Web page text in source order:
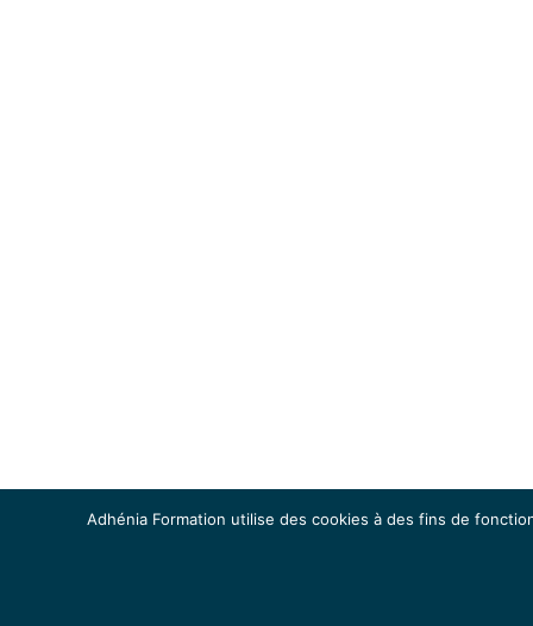
Adhénia Formation utilise des cookies à des fins de